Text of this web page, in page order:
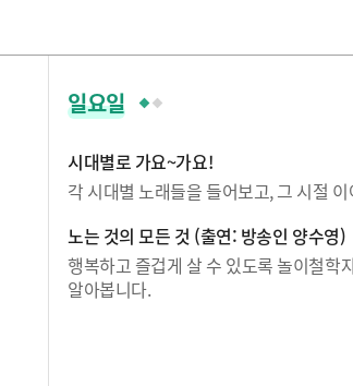
일요일
시대별로 가요~가요!
각 시대별 노래들을 들어보고, 그 시절
노는 것의 모든 것 (출연: 방송인 양수영)
행복하고 즐겁게 살 수 있도록 놀이철학
알아봅니다.